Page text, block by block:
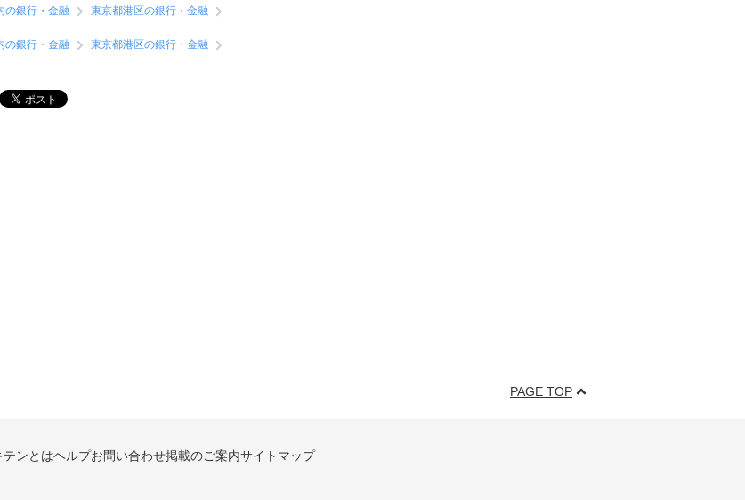
の銀行・金融
東京都港区の銀行・金融
の銀行・金融
東京都港区の銀行・金融
PAGE TOP
テンとはヘルプお問い合わせ掲載のご案内サイトマップ